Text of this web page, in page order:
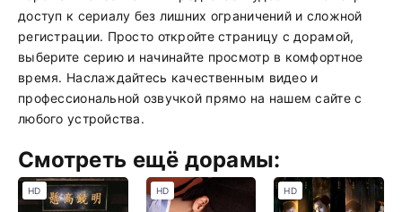
доступ к сериалу без лишних ограничений и сложной
регистрации. Просто откройте страницу с дорамой,
выберите серию и начинайте просмотр в комфортное
время. Наслаждайтесь качественным видео и
профессиональной озвучкой прямо на нашем сайте с
любого устройства.
Смотреть ещё дорамы:
HD HD HD